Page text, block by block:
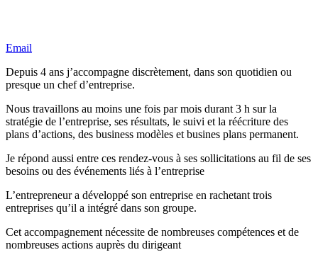
Email
Depuis 4 ans j’accompagne discrètement, dans son quotidien ou
presque un chef d’entreprise.
Nous travaillons au moins une fois par mois durant 3 h sur la
stratégie de l’entreprise, ses résultats, le suivi et la réécriture des
plans d’actions, des business modèles et busines plans permanent.
Je répond aussi entre ces rendez-vous à ses sollicitations au fil de ses
besoins ou des événements liés à l’entreprise
L’entrepreneur a développé son entreprise en rachetant trois
entreprises qu’il a intégré dans son groupe.
Cet accompagnement nécessite de nombreuses compétences et de
nombreuses actions auprès du dirigeant